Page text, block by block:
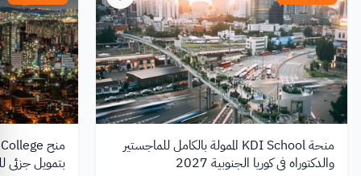
منحة KDI School الممولة بالكامل للماجستير
والدكتوراه في كوريا الجنوبية 2027
بتمويل جزئي